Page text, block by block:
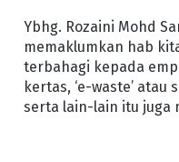
Ybhg. Rozaini Mohd
memaklumkan hab
terbahagi kepada
kertas, ‘e-waste’
serta lain-lain itu juga